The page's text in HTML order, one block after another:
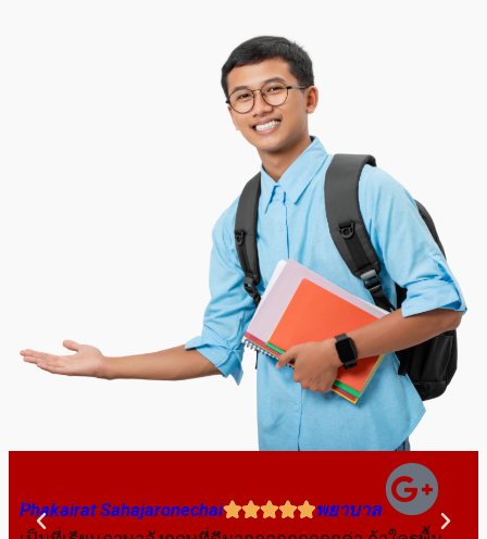
Phakairat Sahajaronechaiพยาบาล